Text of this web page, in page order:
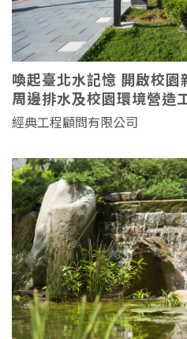
喚起臺北水記憶 開啟校
周邊排水及校園環境營造
經典工程顧問有限公司